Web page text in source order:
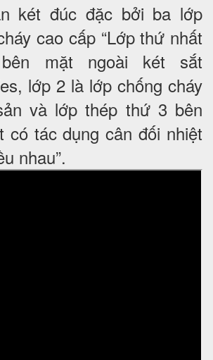
két đúc đặc bởi ba lớp
cao cấp “Lớp thứ nhất
mặt ngoài két sắt
lớp 2 là lớp chống cháy
và lớp thép thứ 3 bên
có tác dụng cân đối nhiệt
nhau”.